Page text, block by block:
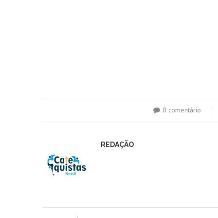
0 comentário
REDAÇÃO